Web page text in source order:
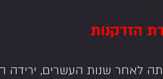
הזדקנות
לאחר שנות העשרים, ירידה